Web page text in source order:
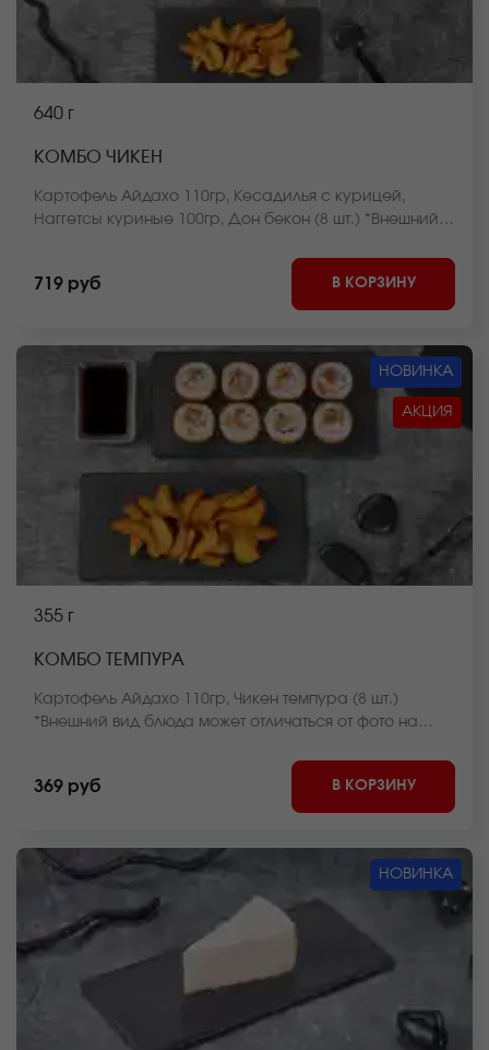
640 г
КОМБО ЧИКЕН
Картофель Айдахо 110гр, Кесадилья с курицей,
Наггетсы куриные 100гр, Дон бекон (8 шт.) *Внешний
719 руб В КОРЗИНУ
НОВИНКА
АКЦИЯ
355 г
КОМБО ТЕМПУРА
Картофель Айдахо 110гр, Чикен темпура (8 шт.)
*Внешний вид блюда может отличаться от фото на
369 руб В КОРЗИНУ
НОВИНКА